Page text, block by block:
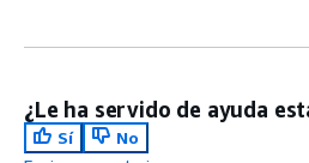
¿Le ha servido de ayuda
Sí
No